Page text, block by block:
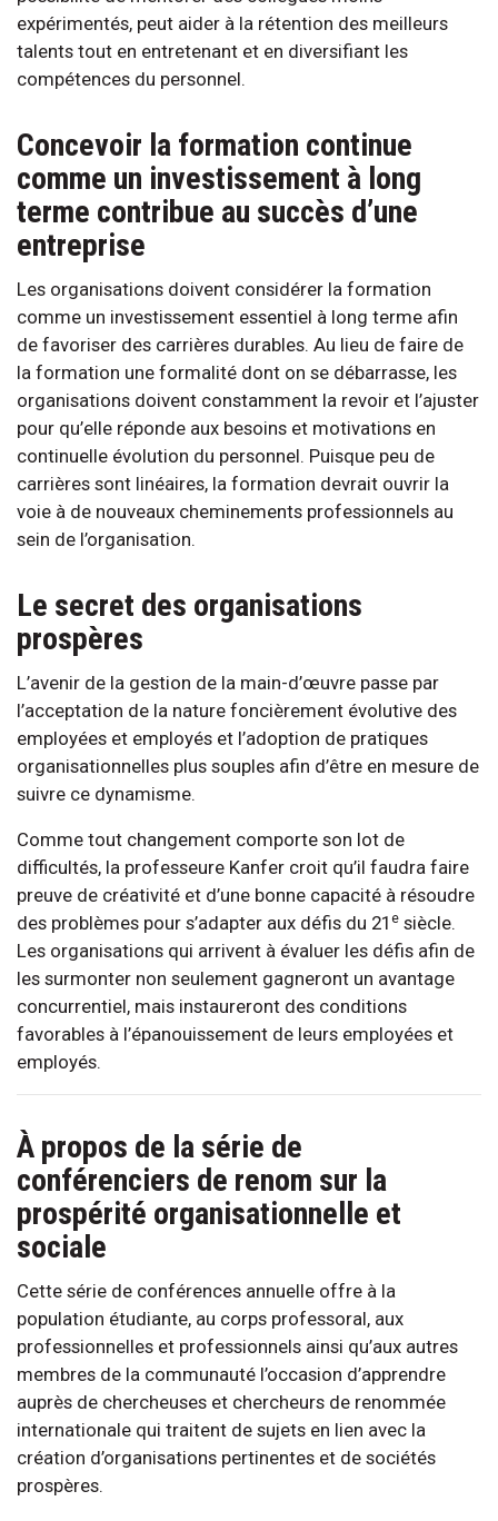
expérimentés, peut aider à la rétention des meilleurs
talents tout en entretenant et en diversifiant les
compétences du personnel.
Concevoir la formation continue
comme un investissement à long
terme contribue au succès d’une
entreprise
Les organisations doivent considérer la formation
comme un investissement essentiel à long terme afin
de favoriser des carrières durables. Au lieu de faire de
la formation une formalité dont on se débarrasse, les
organisations doivent constamment la revoir et l’ajuster
pour qu’elle réponde aux besoins et motivations en
continuelle évolution du personnel. Puisque peu de
carrières sont linéaires, la formation devrait ouvrir la
voie à de nouveaux cheminements professionnels au
sein de l’organisation.
Le secret des organisations
prospères
L’avenir de la gestion de la main-d’œuvre passe par
l’acceptation de la nature foncièrement évolutive des
employées et employés et l’adoption de pratiques
organisationnelles plus souples afin d’être en mesure de
suivre ce dynamisme.
Comme tout changement comporte son lot de
difficultés, la professeure Kanfer croit qu’il faudra faire
preuve de créativité et d’une bonne capacité à résoudre
des problèmes pour s’adapter aux défis du 21 e siècle.
Les organisations qui arrivent à évaluer les défis afin de
les surmonter non seulement gagneront un avantage
concurrentiel, mais instaureront des conditions
favorables à l’épanouissement de leurs employées et
employés.
À propos de la série de
conférenciers de renom sur la
prospérité organisationnelle et
sociale
Cette série de conférences annuelle offre à la
population étudiante, au corps professoral, aux
professionnelles et professionnels ainsi qu’aux autres
membres de la communauté l’occasion d’apprendre
auprès de chercheuses et chercheurs de renommée
internationale qui traitent de sujets en lien avec la
création d’organisations pertinentes et de sociétés
prospères.